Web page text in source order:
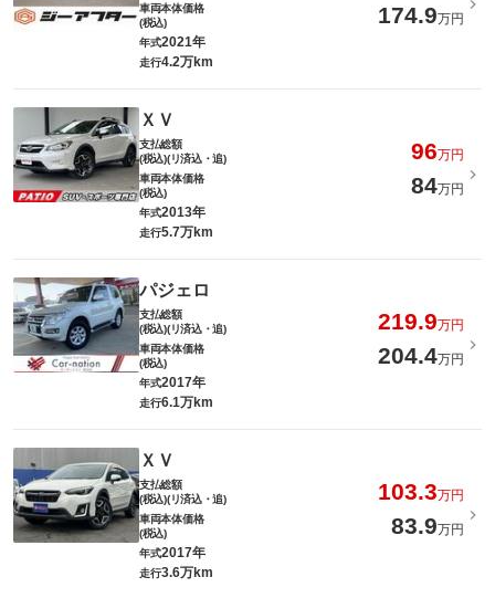
車両本体価格
(税込)
174.9万円
年式2021年
走行4.2万km
ＸＶ
支払総額
(税込)(リ済込・追)
96万円
車両本体価格
(税込)
84万円
年式2013年
走行5.7万km
パジェロ
支払総額
(税込)(リ済込・追)
219.9万円
車両本体価格
(税込)
204.4万円
年式2017年
走行6.1万km
ＸＶ
支払総額
(税込)(リ済込・追)
103.3万円
車両本体価格
(税込)
83.9万円
年式2017年
走行3.6万km